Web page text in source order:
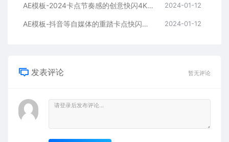
AE模板-2024卡点节奏感的创意快闪4K宣传片头 2024-01-12
AE模板-抖音等自媒体的重踏卡点快闪宣传开场 2024-01-12
发表评论 暂无评论